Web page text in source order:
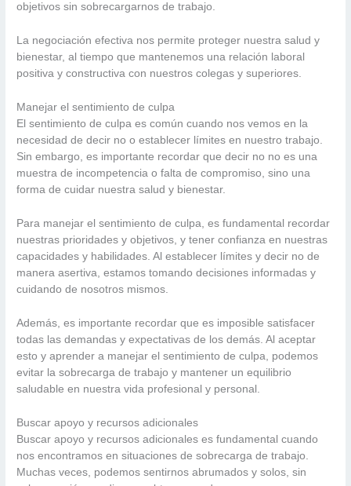
objetivos sin sobrecargarnos de trabajo.
La negociación efectiva nos permite proteger nuestra salud y
bienestar, al tiempo que mantenemos una relación laboral
positiva y constructiva con nuestros colegas y superiores.
Manejar el sentimiento de culpa
El sentimiento de culpa es común cuando nos vemos en la
necesidad de decir no o establecer límites en nuestro trabajo.
Sin embargo, es importante recordar que decir no no es una
muestra de incompetencia o falta de compromiso, sino una
forma de cuidar nuestra salud y bienestar.
Para manejar el sentimiento de culpa, es fundamental recordar
nuestras prioridades y objetivos, y tener confianza en nuestras
capacidades y habilidades. Al establecer límites y decir no de
manera asertiva, estamos tomando decisiones informadas y
cuidando de nosotros mismos.
Además, es importante recordar que es imposible satisfacer
todas las demandas y expectativas de los demás. Al aceptar
esto y aprender a manejar el sentimiento de culpa, podemos
evitar la sobrecarga de trabajo y mantener un equilibrio
saludable en nuestra vida profesional y personal.
Buscar apoyo y recursos adicionales
Buscar apoyo y recursos adicionales es fundamental cuando
nos encontramos en situaciones de sobrecarga de trabajo.
Muchas veces, podemos sentirnos abrumados y solos, sin